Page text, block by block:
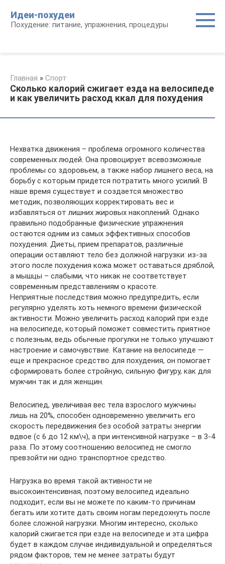
контенту
Идеи-похудеи
Похудение: питание, упражнения, процедуры
Главная » Спорт
Сколько калорий сжигает езда на велосипеде
и как увеличить расход ккал для похудения
Нехватка движения – проблема огромного количества
современных людей. Она провоцирует всевозможные
проблемы со здоровьем, a также набор лишнего веса, на
борьбу с которым придется потратить много усилий. В
наше время существует и создается множество
методик, позволяющих корректировать вес и
избавляться от лишних жировых накоплений. Однако
правильно подобранные физические упражнения
остаются одним из самых эффективных способов
похудения. Диеты, прием препаратов, различные
операции оставляют тело без должной нагрузки: из-за
этого после похудения кожа может оставаться дряблой,
а мышцы – слабыми, что никак не соответствует
современным представлениям о красоте.
Неприятные последствия можно предупредить, ecли
регулярно уделять хоть немного времени физической
активности. Можно увеличить расход калорий при езде
на велосипеде, который поможет совместить приятное
с полезным, ведь обычные прогулки не только улучшают
настроение и самочувствие. Катание на велосипеде —
еще и прекрасное средство для похудения, он помогает
сформировать более стройную, сильную фигуру, как для
мужчин так и для женщин.
Велосипед, увеличивая вес тела взрослого мужчины
лишь на 20%, способен одновременно увеличить его
скорость передвижения без особой затраты энергии
вдвое (с 6 до 12 км\ч), а при интенсивной нагрузке – в 3-4
раза. По этому соотношению велосипед не смогло
превзойти ни одно транспортное средство.
Нагрузка во время такой активности не
высокоинтенсивная, поэтому велосипед идеально
подходит, если вы не можете по каким-то причинам
бегать или хотите дать своим ногам передохнуть после
более сложной нагрузки. Многим интересно, сколько
калорий сжигается при езде на велосипеде и эта цифра
будет в каждом случае индивидуальной и определяться
рядом факторов, тем не менее затраты будут